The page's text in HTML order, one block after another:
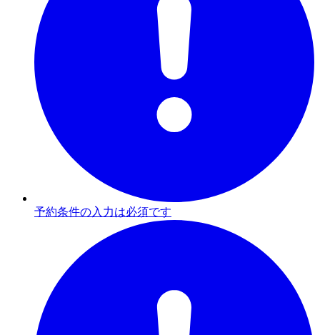
予約条件の入力は必須です